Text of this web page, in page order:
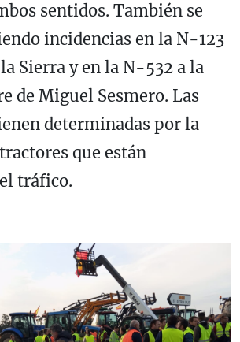
sentidos. También se
incidencias en la N-123
Sierra y en la N-532 a la
de Miguel Sesmero. Las
determinadas por la
que están
tráfico.